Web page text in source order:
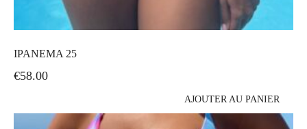
IPANEMA 25
€58.00
AJOUTER AU PANIER